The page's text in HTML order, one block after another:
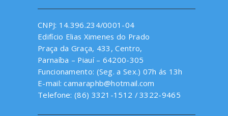
CNPJ: 14.396.234/0001-04
Edifício Elias Ximenes do Prado
Praça da Graça, 433, Centro,
Parnaíba – Piauí – 64200-305
Funcionamento: (Seg. a Sex.) 07h ás 13h
E-mail: camaraphb@hotmail.com
Telefone: (86) 3321-1512 / 3322-9465